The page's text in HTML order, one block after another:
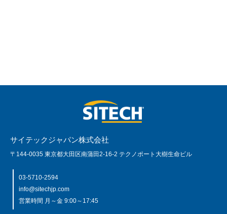
サイテックジャパン株式会社
〒144-0035 東京都大田区南蒲田2-16-2 テクノポート大樹生命ビル
03-5710-2594
info@sitechjp.com
営業時間 月～金 9:00～17:45